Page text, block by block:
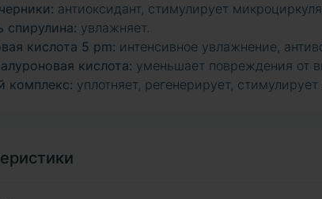
антиоксидант, стимулирует
спирулина: увлажняет.
кислота 5 pm: интенсивное увлажнение,
кислота: уменьшает повреждения от
комплекс: уплотняет, регенерирует,